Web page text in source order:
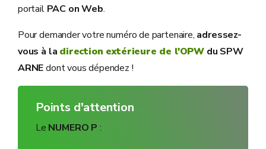
portail PAC on Web.
Pour demander votre numéro de partenaire, adressez-
vous à la direction extérieure de l'OPWdu SPW
ARNEdont vous dépendez !
Points d'attention
Le NUMERO P :